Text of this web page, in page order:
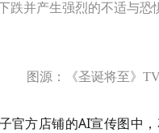
跌并产生强烈的不适与恐
图源：《圣诞将至》
官方店铺的AI宣传图中